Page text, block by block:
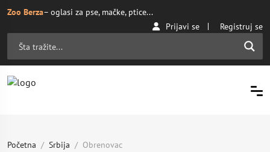
Zoo Berza– oglasi za pse, mačke, ptice...
Prijavi se
Registruj se
Početna Srbija Obrenovac